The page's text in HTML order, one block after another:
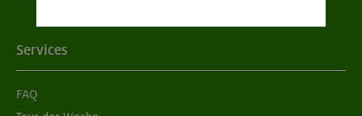
Services
FAQ